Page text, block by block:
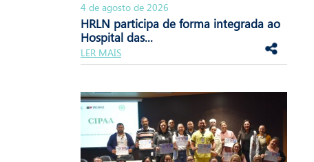
4 de agosto de 2026
HRLN participa de forma integrada ao
Hospital das...
LER MAIS